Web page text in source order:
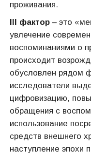
проживания.
III фактор – это
увлечение
воспоминаниями о
происходит
обуcловлен рядом
исследователи
цифровизацию,
обращения с
использование
средств внешнего
наступление эпохи